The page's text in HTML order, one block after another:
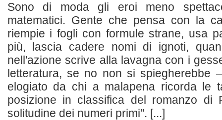
Sono di moda gli eroi meno
matematici. Gente che pensa con la
riempie i fogli con formule strane, usa
più, lascia cadere nomi di ignoti,
nell'azione scrive alla lavagna con i
letteratura, se no non si spiegherebbe
elogiato da chi a malapena ricorda le
posizione in classifica del romanzo di
solitudine dei numeri primi". [...]